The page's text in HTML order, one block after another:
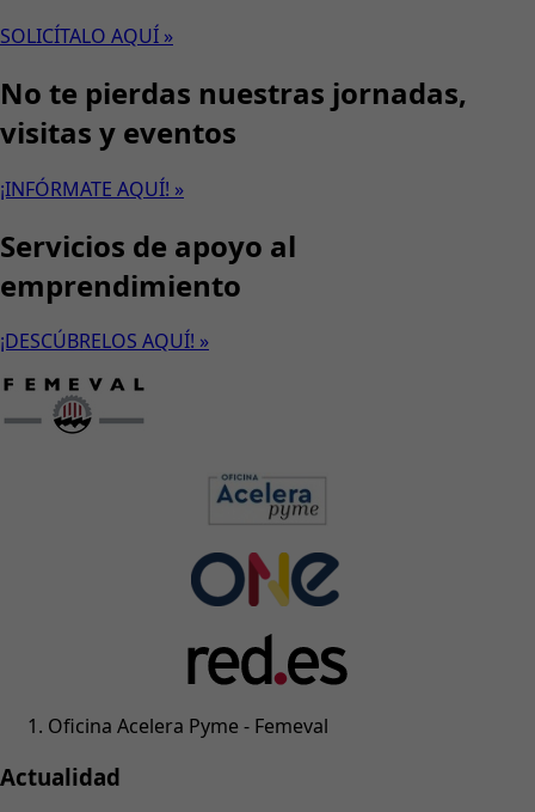
SOLICÍTALO AQUÍ »
No te pierdas nuestras jornadas,
visitas y eventos
¡INFÓRMATE AQUÍ! »
Servicios de apoyo al
emprendimiento
¡DESCÚBRELOS AQUÍ! »
Oficina Acelera Pyme - Femeval
Actualidad